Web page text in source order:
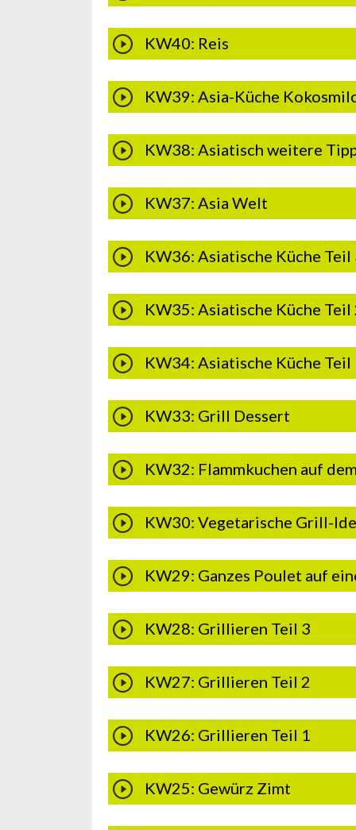
KW40: Reis
KW39: Asia-Küche
KW38: Asiatisch weitere
KW37: Asia Welt
KW36: Asiatische Küche Teil
KW35: Asiatische Küche Teil
KW34: Asiatische Küche Teil
KW33: Grill Dessert
KW32: Flammkuchen auf
KW30: Vegetarische Grill-
KW29: Ganzes Poulet auf
KW28: Grillieren Teil 3
KW27: Grillieren Teil 2
KW26: Grillieren Teil 1
KW25: Gewürz Zimt